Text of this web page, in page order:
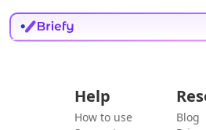
Help
How to use
Blog